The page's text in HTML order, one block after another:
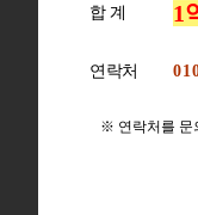
합 계
연락처
※ 연락처를 문